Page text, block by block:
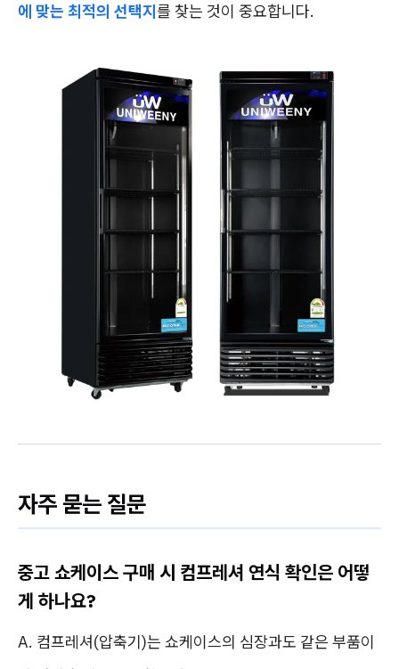
에 맞는 최적의 선택지를 찾는 것이 중요합니다.
자주 묻는 질문
중고 쇼케이스 구매 시 컴프레셔 연식 확인은 어떻
게 하나요?
A. 컴프레셔(압축기)는 쇼케이스의 심장과도 같은 부품이